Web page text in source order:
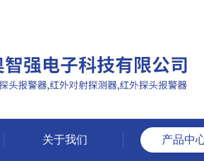
关于我们 产品中